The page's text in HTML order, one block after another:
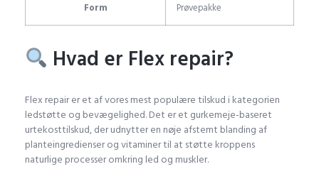
Form Prøvepakke
Hvad er Flex repair?
Flex repair er et af vores mest populære tilskud i kategorien
ledstøtte og bevægelighed. Det er et gurkemeje-baseret
urtekosttilskud, der udnytter en nøje afstemt blanding af
planteingredienser og vitaminer til at støtte kroppens
naturlige processer omkring led og muskler.